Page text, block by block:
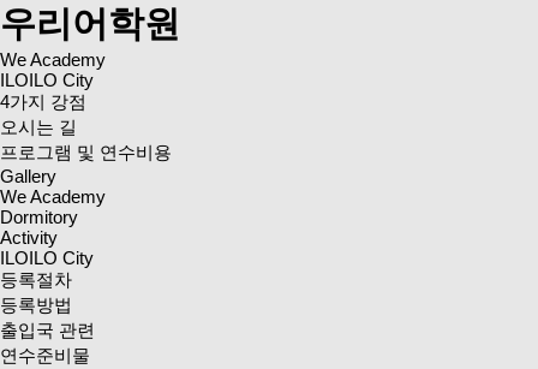
우리어학원
We Academy
ILOILO City
4가지 강점
오시는 길
프로그램 및 연수비용
Gallery
We Academy
Dormitory
Activity
ILOILO City
등록절차
등록방법
출입국 관련
연수준비물